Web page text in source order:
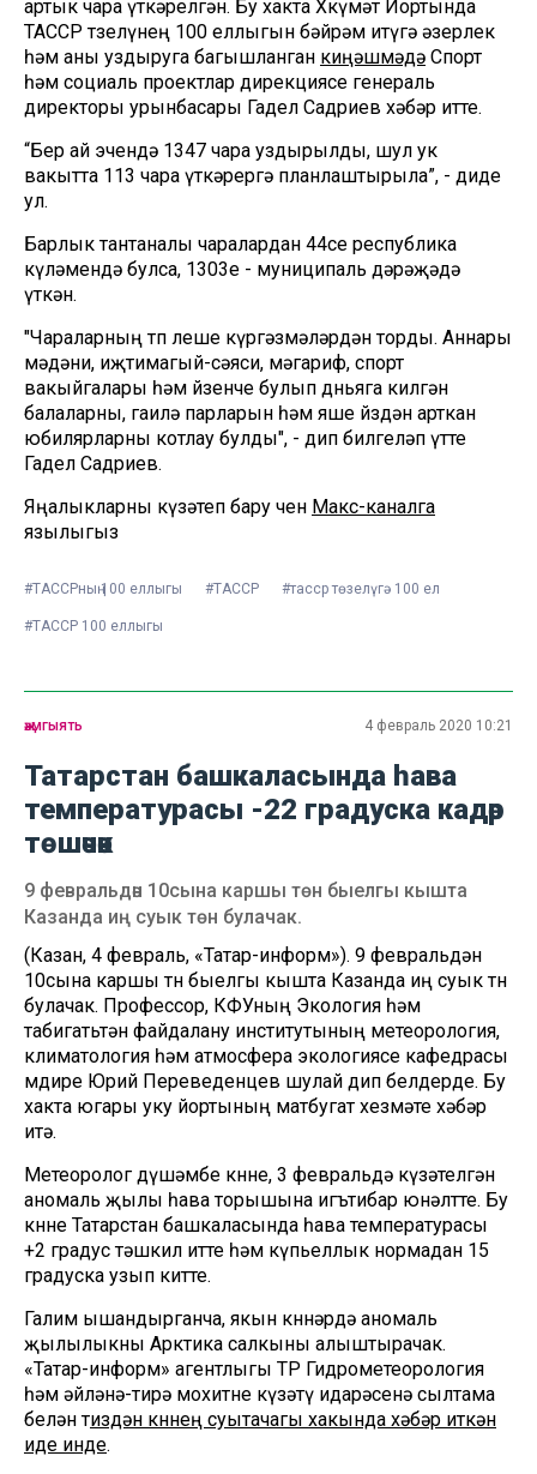
артык чара үткәрелгән. Бу хакта Хөкүмәт Йортында
ТАССР төзелүнең 100 еллыгын бәйрәм итүгә әзерлек
һәм аны уздыруга багышланган киңәшмәдә Спорт
һәм социаль проектлар дирекциясе генераль
директоры урынбасары Гадел Садриев хәбәр итте.
“Бер ай эчендә 1347 чара уздырылды, шул ук
вакытта 113 чара үткәрергә планлаштырыла”, - диде
ул.
Барлык тантаналы чаралардан 44се республика
күләмендә булса, 1303е - муниципаль дәрәҗәдә
үткән.
"Чараларның төп өлеше күргәзмәләрдән торды. Аннары
мәдәни, иҗтимагый-сәяси, мәгариф, спорт
вакыйгалары һәм йөзенче булып дөньяга килгән
балаларны, гаилә парларын һәм яше йөздән арткан
юбилярларны котлау булды", - дип билгеләп үтте
Гадел Садриев.
Яңалыкларны күзәтеп бару өчен Макс-каналга
язылыгыз
#ТАССРның 100 еллыгы #ТАССР #тасср төзелүгә 100 ел
#ТАССР 100 еллыгы
җәмгыять 4 февраль 2020 10:21
Татарстан башкаласында һава
температурасы -22 градуска кадәр
төшәчәк
9 февральдән 10сына каршы төн быелгы кышта
Казанда иң суык төн булачак.
(Казан, 4 февраль, «Татар-информ»). 9 февральдән
10сына каршы төн быелгы кышта Казанда иң суык төн
булачак. Профессор, КФУның Экология һәм
табигатьтән файдалану институтының метеорология,
климатология һәм атмосфера экологиясе кафедрасы
мөдире Юрий Переведенцев шулай дип белдерде. Бу
хакта югары уку йортының матбугат хезмәте хәбәр
итә.
Метеоролог дүшәмбе көнне, 3 февральдә күзәтелгән
аномаль җылы һава торышына игътибар юнәлтте. Бу
көнне Татарстан башкаласында һава температурасы
+2 градус тәшкил итте һәм күпьеллык нормадан 15
градуска узып китте.
Галим ышандырганча, якын көннәрдә аномаль
җылылыкны Арктика салкыны алыштырачак.
«Татар-информ» агентлыгы ТР Гидрометеорология
һәм әйләнә-тирә мохитне күзәтү идарәсенә сылтама
белән тиздән көннең суытачагы хакында хәбәр иткән
иде инде.